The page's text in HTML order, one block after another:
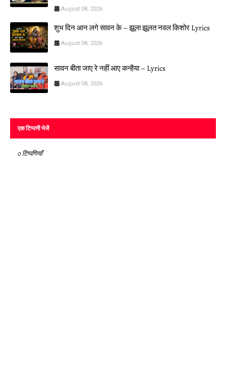
August 08, 2026
शुभ दिन आन लगे सावन के – झूला झूलत नवल किशोर Lyrics
August 08, 2026
सावन बीता जाए रे नहीं आए कन्हैया – Lyrics
August 08, 2026
एक टिप्पणी भेजें
0 टिप्पणियाँ